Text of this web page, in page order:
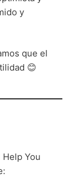
y
que el
😊
Help You